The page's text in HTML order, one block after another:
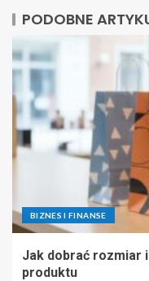
PODOBNE
BIZNES I FINANSE
Jak dobrać rozmiar
produktu